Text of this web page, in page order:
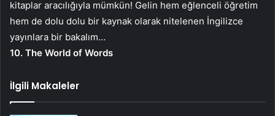
kitaplar aracılığıyla mümkün! Gelin hem eğlenceli öğretim
hem de dolu dolu bir kaynak olarak nitelenen İngilizce
yayınlara bir bakalım…
10. The World of Words
İlgili Makaleler